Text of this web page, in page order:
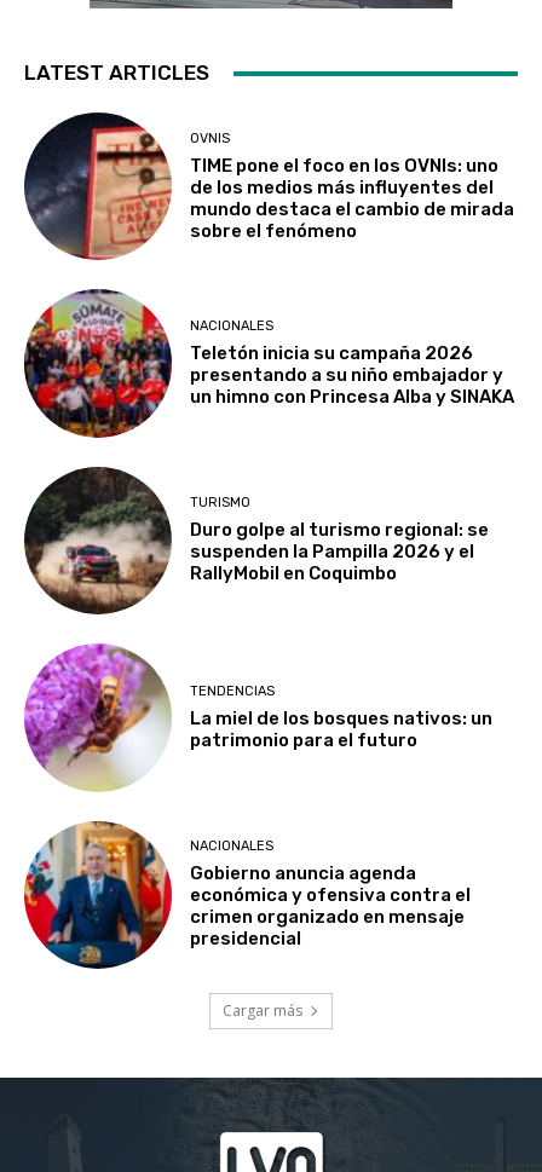
LATEST ARTICLES
OVNIS
TIME pone el foco en los OVNIs: uno
de los medios más influyentes del
mundo destaca el cambio de mirada
sobre el fenómeno
NACIONALES
Teletón inicia su campaña 2026
presentando a su niño embajador y
un himno con Princesa Alba y SINAKA
TURISMO
Duro golpe al turismo regional: se
suspenden la Pampilla 2026 y el
RallyMobil en Coquimbo
TENDENCIAS
La miel de los bosques nativos: un
patrimonio para el futuro
NACIONALES
Gobierno anuncia agenda
económica y ofensiva contra el
crimen organizado en mensaje
presidencial
Cargar más